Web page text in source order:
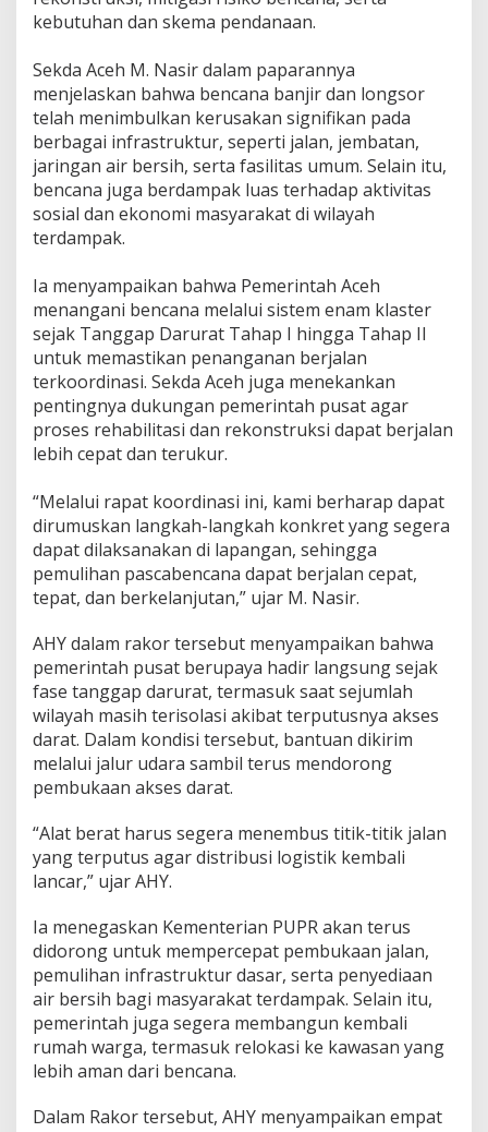
kebutuhan dan skema pendanaan.
‎Sekda Aceh M. Nasir dalam paparannya
menjelaskan bahwa bencana banjir dan longsor
telah menimbulkan kerusakan signifikan pada
berbagai infrastruktur, seperti jalan, jembatan,
jaringan air bersih, serta fasilitas umum. Selain itu,
bencana juga berdampak luas terhadap aktivitas
sosial dan ekonomi masyarakat di wilayah
terdampak.
‎Ia menyampaikan bahwa Pemerintah Aceh
menangani bencana melalui sistem enam klaster
sejak Tanggap Darurat Tahap I hingga Tahap II
untuk memastikan penanganan berjalan
terkoordinasi. Sekda Aceh juga menekankan
pentingnya dukungan pemerintah pusat agar
proses rehabilitasi dan rekonstruksi dapat berjalan
lebih cepat dan terukur.
‎“Melalui rapat koordinasi ini, kami berharap dapat
dirumuskan langkah-langkah konkret yang segera
dapat dilaksanakan di lapangan, sehingga
pemulihan pascabencana dapat berjalan cepat,
tepat, dan berkelanjutan,” ujar M. Nasir.
AHY dalam rakor tersebut menyampaikan bahwa
pemerintah pusat berupaya hadir langsung sejak
fase tanggap darurat, termasuk saat sejumlah
wilayah masih terisolasi akibat terputusnya akses
darat. Dalam kondisi tersebut, bantuan dikirim
melalui jalur udara sambil terus mendorong
pembukaan akses darat.
“Alat berat harus segera menembus titik-titik jalan
yang terputus agar distribusi logistik kembali
lancar,” ujar AHY.
Ia menegaskan Kementerian PUPR akan terus
didorong untuk mempercepat pembukaan jalan,
pemulihan infrastruktur dasar, serta penyediaan
air bersih bagi masyarakat terdampak. Selain itu,
pemerintah juga segera membangun kembali
rumah warga, termasuk relokasi ke kawasan yang
lebih aman dari bencana.
Dalam Rakor tersebut, AHY menyampaikan empat